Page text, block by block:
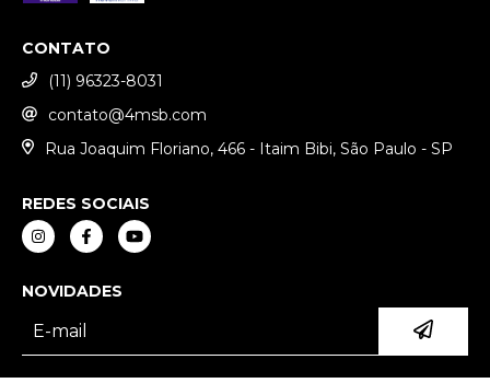
CONTATO
(11) 96323-8031
contato@4msb.com
Rua Joaquim Floriano, 466 - Itaim Bibi, São Paulo - SP
REDES SOCIAIS
NOVIDADES